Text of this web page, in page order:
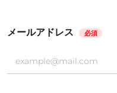
メールアドレス 必須